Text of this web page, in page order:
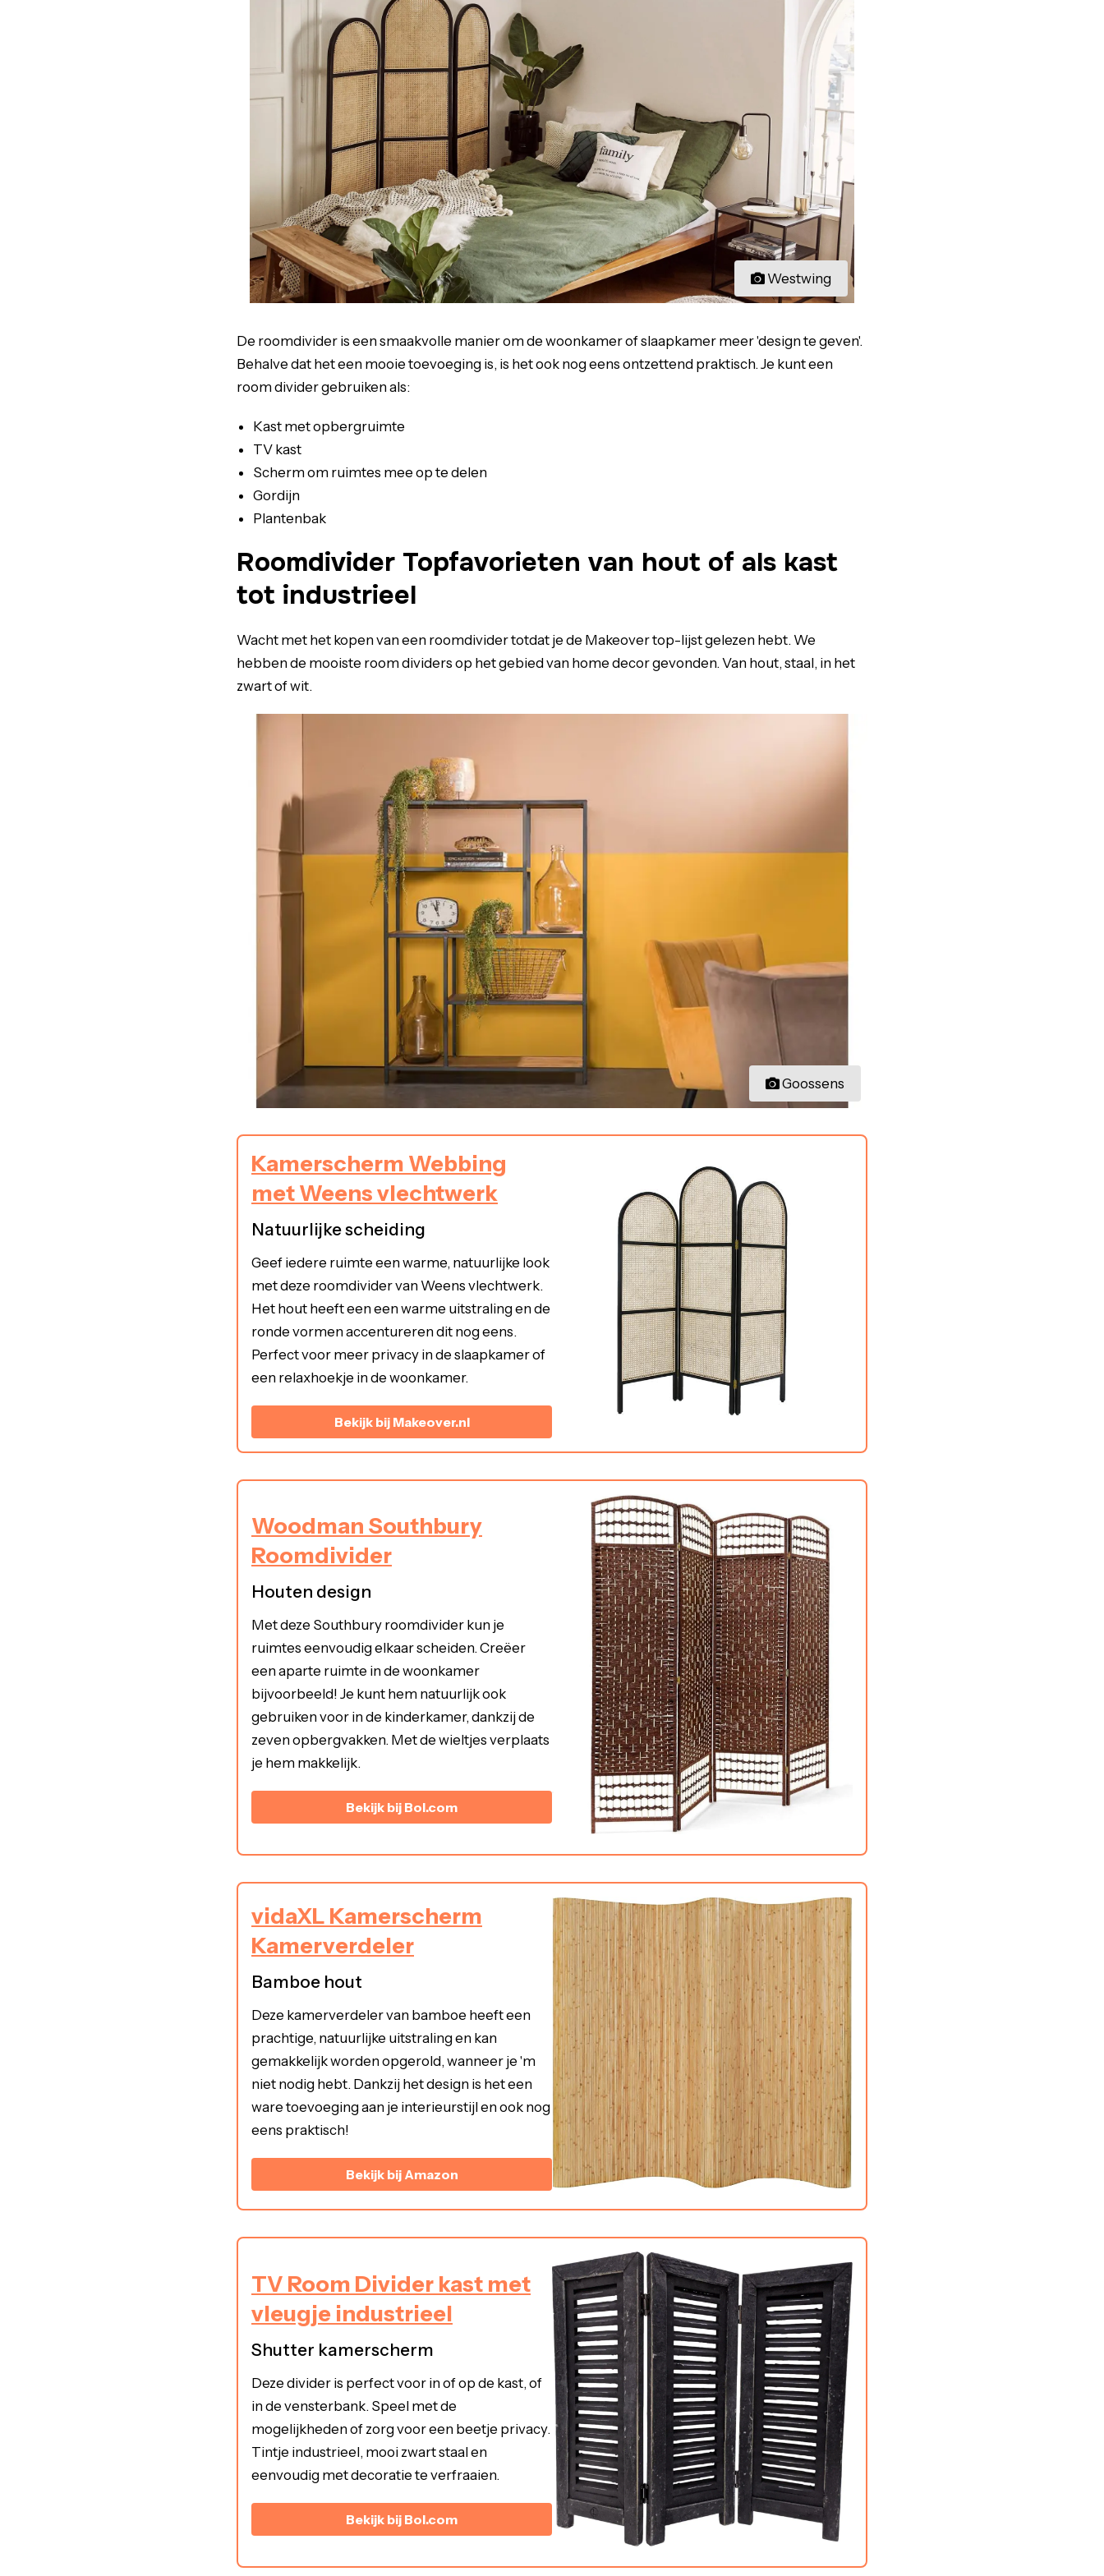
Westwing
De roomdivider is een smaakvolle manier om de woonkamer of slaapkamer meer 'design te geven'.
Behalve dat het een mooie toevoeging is, is het ook nog eens ontzettend praktisch. Je kunt een
room divider gebruiken als:
Kast met opbergruimte
TV kast
Scherm om ruimtes mee op te delen
Gordijn
Plantenbak
Roomdivider Topfavorieten van hout of als kast
tot industrieel
Wacht met het kopen van een roomdivider totdat je de Makeover top-lijst gelezen hebt. We
hebben de mooiste room dividers op het gebied van home decor gevonden. Van hout, staal, in het
zwart of wit.
Goossens
Kamerscherm Webbing
met Weens vlechtwerk
Natuurlijke scheiding
Geef iedere ruimte een warme, natuurlijke look
met deze roomdivider van Weens vlechtwerk.
Het hout heeft een een warme uitstraling en de
ronde vormen accentureren dit nog eens.
Perfect voor meer privacy in de slaapkamer of
een relaxhoekje in de woonkamer.
Bekijk bij Makeover.nl
Woodman Southbury
Roomdivider
Houten design
Met deze Southbury roomdivider kun je
ruimtes eenvoudig elkaar scheiden. Creëer
een aparte ruimte in de woonkamer
bijvoorbeeld! Je kunt hem natuurlijk ook
gebruiken voor in de kinderkamer, dankzij de
zeven opbergvakken. Met de wieltjes verplaats
je hem makkelijk.
Bekijk bij Bol.com
vidaXL Kamerscherm
Kamerverdeler
Bamboe hout
Deze kamerverdeler van bamboe heeft een
prachtige, natuurlijke uitstraling en kan
gemakkelijk worden opgerold, wanneer je 'm
niet nodig hebt. Dankzij het design is het een
ware toevoeging aan je interieurstijl en ook nog
eens praktisch!
Bekijk bij Amazon
TV Room Divider kast met
vleugje industrieel
Shutter kamerscherm
Deze divider is perfect voor in of op de kast, of
in de vensterbank. Speel met de
mogelijkheden of zorg voor een beetje privacy.
Tintje industrieel, mooi zwart staal en
eenvoudig met decoratie te verfraaien.
Bekijk bij Bol.com